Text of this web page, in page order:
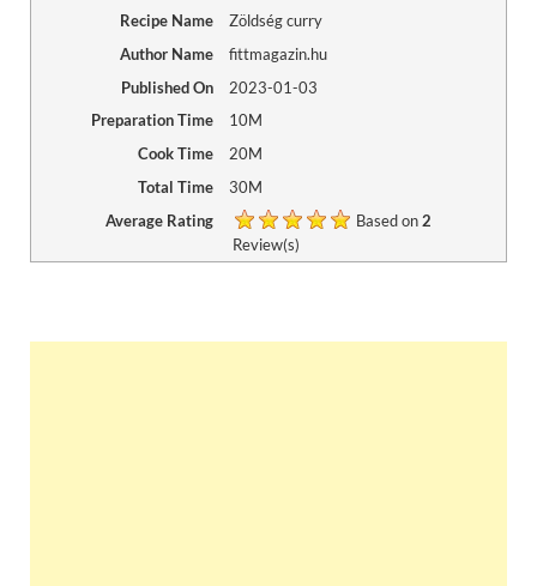
Recipe Name
Zöldség curry
Author Name
fittmagazin.hu
Published On
2023-01-03
Preparation Time
10M
Cook Time
20M
Total Time
30M
Average Rating
Based on2
Review(s)